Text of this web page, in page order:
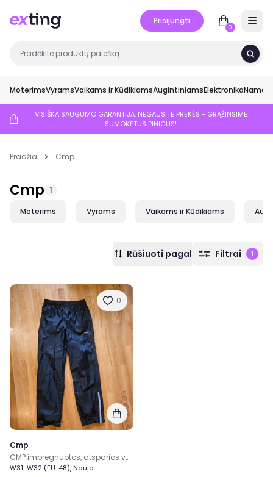
Prisijungti
0
MoterimsVyramsVaikams ir KūdikiamsAugintiniamsElektronikaNamai
VISIŠKA SAUGUMO GARANTIJA: NEGAUSITE PREKĖS - GRĄŽINSIME
SUMOKĖTUS PINIGUS!
Pradžia Cmp
Cmp 1
Moterims Vyrams Vaikams ir Kūdikiams
Rūšiuoti pagal Filtrai 1
0
Cmp
CMP impregnuotos, atsparios vandeniui kelnės, M
W31-W32 (EU: 48), Nauja